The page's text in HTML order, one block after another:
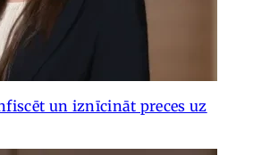
un iznīcināt preces uz